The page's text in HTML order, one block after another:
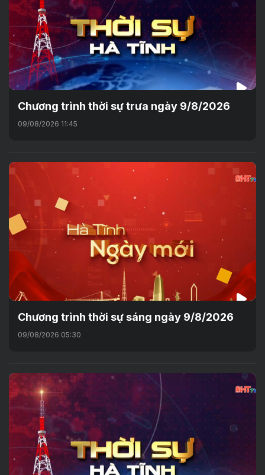
Chương trình thời sự trưa ngày 9/8/2026
09/08/2026 11:45
Chương trình thời sự sáng ngày 9/8/2026
09/08/2026 05:30